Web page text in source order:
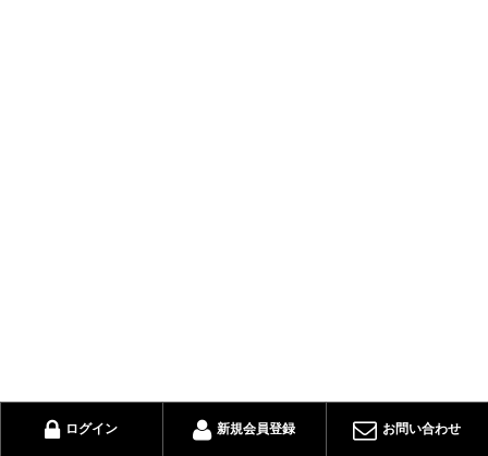
ログイン 新規会員登録 お問い合わせ